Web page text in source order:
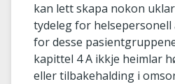
kan lett skapa nokon
tydeleg for
for desse
kapittel 4 A ikkje heimlar
eller tilbakehalding i